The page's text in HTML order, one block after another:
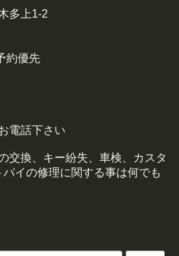
多上1-2
約優先
電話下さい
交換、キー紛失、車検、カスタ
イの修理に関する事は何でも